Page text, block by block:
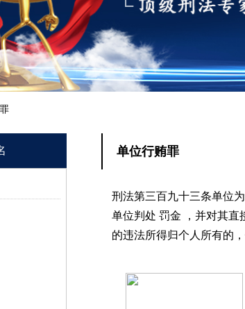
单位行贿罪
刑法第三百九十三条单位
单位判处 罚金 ，并对其直
的违法所得归个人所有的